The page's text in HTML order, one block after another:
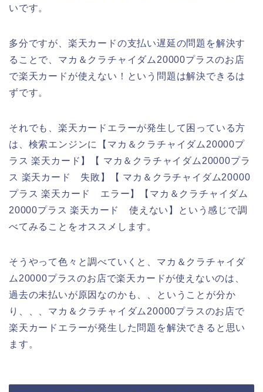
いです。
多分ですが、楽天カードの支払い遅延の問題を解決す
ることで、マカ＆クラチャイダム20000プラスのお店
で楽天カードが使えない！という問題は解決できるは
ずです。
それでも、楽天カードエラーが発生して困っている方
は、検索エンジンに【マカ＆クラチャイダム20000プ
ラス 楽天カード】【 マカ＆クラチャイダム20000プラ
ス 楽天カード 失敗】【 マカ＆クラチャイダム20000
プラス 楽天カード エラー】【マカ＆クラチャイダム
20000プラス 楽天カード 使えない】という感じで調
べてみることをオススメします。
そうやって色々と調べていくと、マカ＆クラチャイダ
ム20000プラスのお店で楽天カードが使えないのは、
過去の未払いが原因なのかも、、ということが分か
り、、、マカ＆クラチャイダム20000プラスのお店で
楽天カードエラーが発生した問題を解決できると思い
ます。